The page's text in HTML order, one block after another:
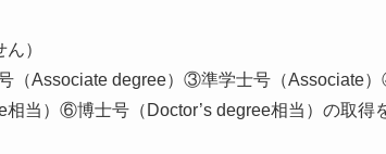
）
Associate degree）③準学士号（Associate
当）⑥博士号（Doctor’s degree相当）の取得